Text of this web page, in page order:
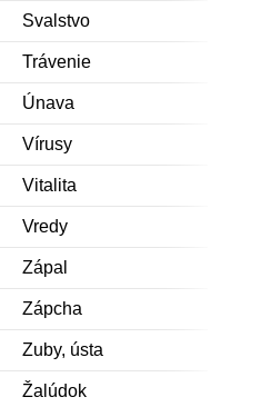
Svalstvo
Trávenie
Únava
Vírusy
Vitalita
Vredy
Zápal
Zápcha
Zuby, ústa
Žalúdok